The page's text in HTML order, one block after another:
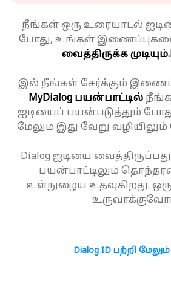
நீங்கள் ஒரு உரையாடல்
போது, உங்கள்
வைத்திருக்க முடியும்.
இல் நீங்கள் சேர்க்கும்
MyDialog பயன்பாட்டில்
ஐடியைப் பயன்படுத்தும் போது
மேலும் இது வேறு வழியிலும்
Dialog ஐடியை
பயன்பாட்டிலும்
உள்நுழைய உதவுகிறது.
Dialog ID பற்றி